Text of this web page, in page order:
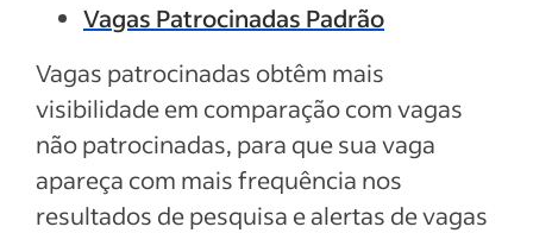
Vagas Patrocinadas Padrão
Vagas patrocinadas obtêm mais
visibilidade em comparação com vagas
não patrocinadas, para que sua vaga
apareça com mais frequência nos
resultados de pesquisa e alertas de vagas